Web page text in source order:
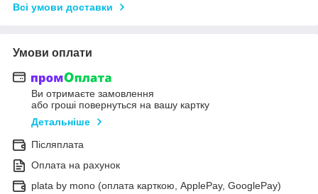
Всі умови доставки
Умови оплати
Ви отримаєте замовлення
або гроші повернуться на вашу картку
Детальніше
Післяплата
Оплата на рахунок
plata by mono (оплата карткою, ApplePay, GooglePay)